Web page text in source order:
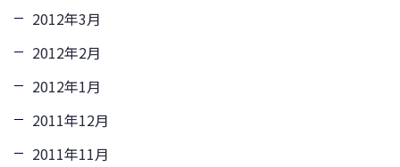
2012年3月
2012年2月
2012年1月
2011年12月
2011年11月